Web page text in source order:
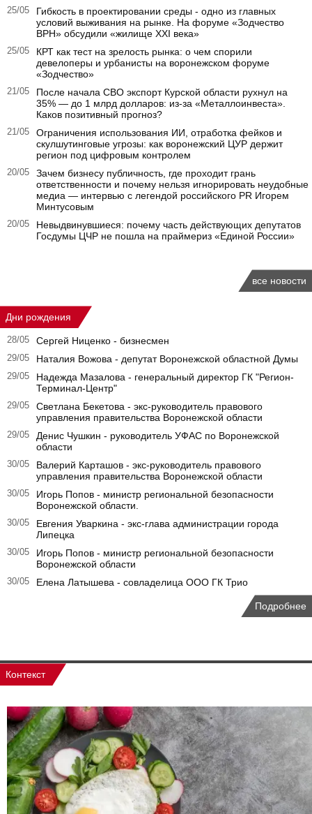
25/05
Гибкость в проектировании среды - одно из главных
условий выживания на рынке. На форуме «Зодчество
ВРН» обсудили «жилище XXI века»
25/05
КРТ как тест на зрелость рынка: о чем спорили
девелоперы и урбанисты на воронежском форуме
«Зодчество»
21/05
После начала СВО экспорт Курской области рухнул на
35% — до 1 млрд долларов: из-за «Металлоинвеста».
Каков позитивный прогноз?
21/05
Ограничения использования ИИ, отработка фейков и
скулшутинговые угрозы: как воронежский ЦУР держит
регион под цифровым контролем
20/05
Зачем бизнесу публичность, где проходит грань
ответственности и почему нельзя игнорировать неудобные
медиа — интервью с легендой российского PR Игорем
Минтусовым
20/05
Невыдвинувшиеся: почему часть действующих депутатов
Госдумы ЦЧР не пошла на праймериз «Единой России»
все новости
Дни рождения
28/05 Сергей Ниценко - бизнесмен
29/05 Наталия Вожова - депутат Воронежской областной Думы
29/05
Надежда Мазалова - генеральный директор ГК "Регион-
Терминал-Центр"
29/05
Светлана Бекетова - экс-руководитель правового
управления правительства Воронежской области
29/05
Денис Чушкин - руководитель УФАС по Воронежской
области
30/05
Валерий Карташов - экс-руководитель правового
управления правительства Воронежской области
30/05
Игорь Попов - министр региональной безопасности
Воронежской области.
30/05
Евгения Уваркина - экс-глава администрации города
Липецка
30/05
Игорь Попов - министр региональной безопасности
Воронежской области
30/05 Елена Латышева - совладелица ООО ГК Трио
Подробнее
Контекст